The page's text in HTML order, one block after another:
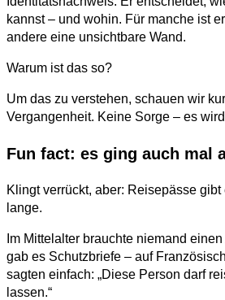
kannst – und wohin. Für manche ist
andere eine unsichtbare Wand.
Warum ist das so?
Um das zu verstehen, schauen wir
Vergangenheit. Keine Sorge – es
Fun fact: es ging auch mal
Klingt verrückt, aber: Reisepässe
lange.
Im Mittelalter brauchte niemand
gab es Schutzbriefe – auf
sagten einfach: „Diese Person darf
lassen.“